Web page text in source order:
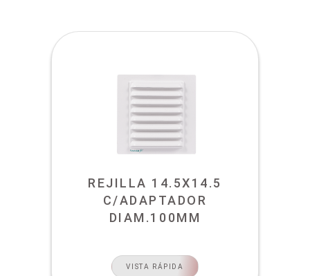
REJILLA 14.5X14.5
C/ADAPTADOR
DIAM.100MM
VISTA RÁPIDA